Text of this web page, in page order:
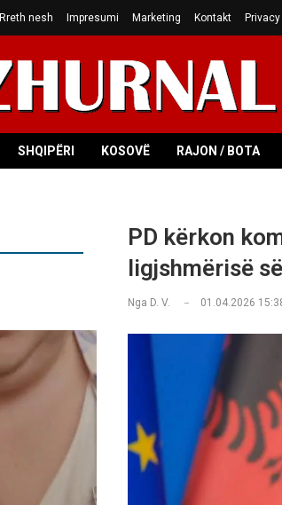
Rreth nesh Impresumi Marketing Kontakt
SHQIPËRI KOSOVË RAJON / BOTA
PD kërkon
ligjshmërisë
Nga D. V. 01.04.2026